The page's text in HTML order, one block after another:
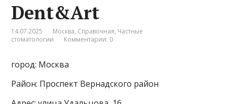
Dent&Аrt
14.07.2025 Москва, Справочная, Частные
стоматологии
Комментарии: 0
город: Москва
Район: Проспект Вернадского район